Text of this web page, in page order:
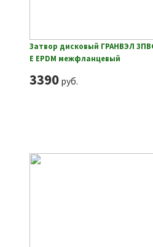
Затвор дисковый ГРАНВЭЛ
E EPDM межфланцевый
3390руб.